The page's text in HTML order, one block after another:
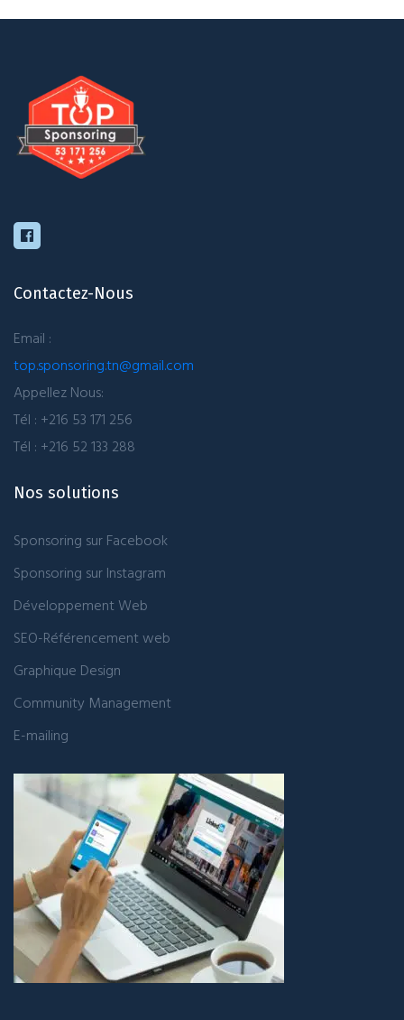
Contactez-Nous
Email :
top.sponsoring.tn@gmail.com
Appellez Nous:
Tél : +216 53 171 256
Tél : +216 52 133 288
Nos solutions
Sponsoring sur Facebook
Sponsoring sur Instagram
Développement Web
SEO-Référencement web
Graphique Design
Community Management
E-mailing